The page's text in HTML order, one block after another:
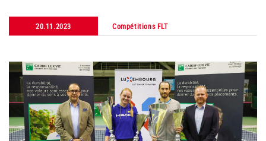
20.11.2023 Compétitions FLT